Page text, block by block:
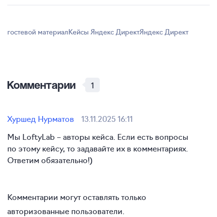
гостевой материалКейсы Яндекс ДиректЯндекс Директ
Комментарии 1
Хуршед Нурматов
13.11.2025 16:11
Мы LoftyLab – авторы кейса. Если есть вопросы
по этому кейсу, то задавайте их в комментариях.
Ответим обязательно!)
Комментарии могут оставлять только
авторизованные пользователи.